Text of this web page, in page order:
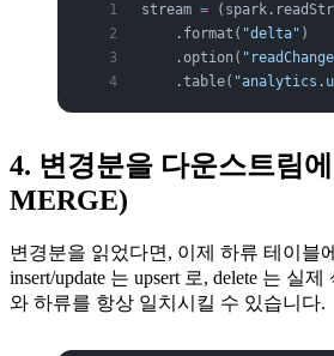
stream =
    .format(
"delta" )
    .option(
    .table(
4. 변경분을 다운스트림
MERGE)
변경분을 읽었다면, 이제 하류 테이블
insert/update 는 upsert 로, delete 는 실
와 하류를 항상 일치시킬 수 있습니다.